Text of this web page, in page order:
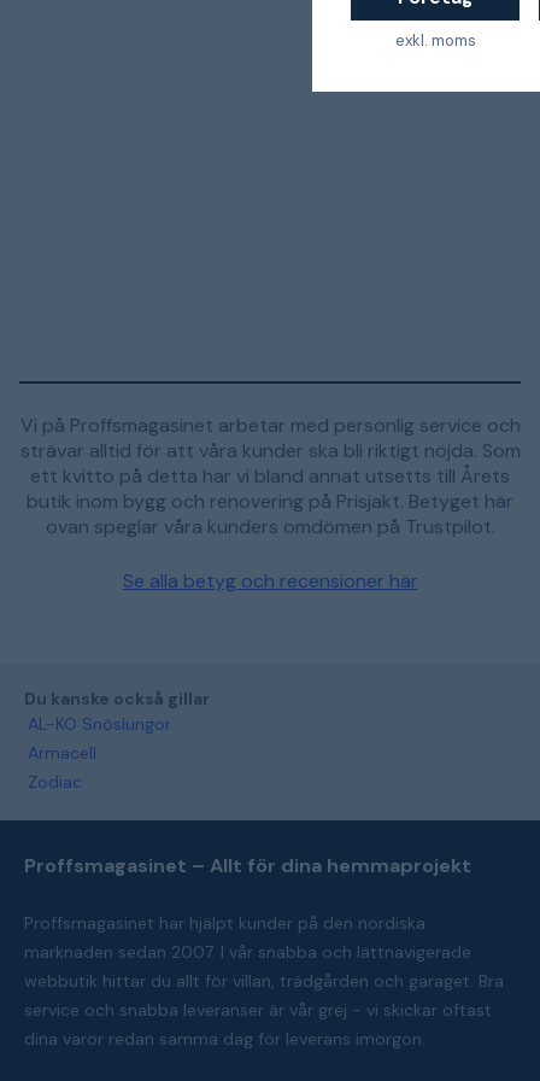
exkl. moms
Vi på Proffsmagasinet arbetar med personlig service och
strävar alltid för att våra kunder ska bli riktigt nöjda. Som
ett kvitto på detta har vi bland annat utsetts till Årets
butik inom bygg och renovering på Prisjakt. Betyget här
ovan speglar våra kunders omdömen på Trustpilot.
Se alla betyg och recensioner här
Du kanske också gillar
AL-KO Snöslungor
Armacell
Zodiac
Proffsmagasinet – Allt för dina hemmaprojekt
Proffsmagasinet har hjälpt kunder på den nordiska
marknaden sedan 2007. I vår snabba och lättnavigerade
webbutik hittar du allt för villan, trädgården och garaget. Bra
service och snabba leveranser är vår grej - vi skickar oftast
dina varor redan samma dag för leverans imorgon.